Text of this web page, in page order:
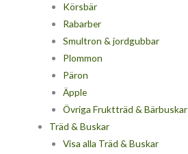
Körsbär
Rabarber
Smultron & jordgubbar
Plommon
Päron
Äpple
Övriga Fruktträd & Bärbuskar
Träd & Buskar
Visa alla Träd & Buskar